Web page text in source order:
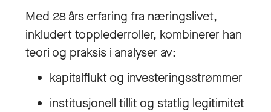
Med 28 års erfaring fra næringslivet,
inkludert topplederroller, kombinerer han
teori og praksis i analyser av:
kapitalflukt og investeringsstrømmer
institusjonell tillit og statlig legitimitet